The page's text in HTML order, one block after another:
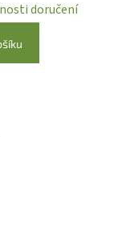
doručení